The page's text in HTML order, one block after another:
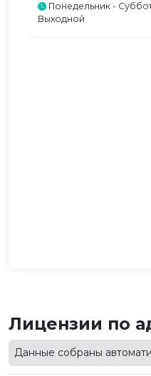
Понедельник -
Выходной
Лицензии по
Данные собраны